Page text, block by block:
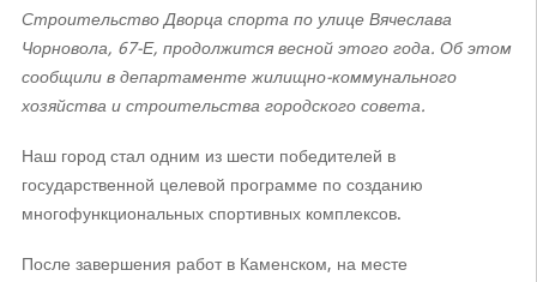
Строительство Дворца спорта по улице Вячеслава
Чорновола, 67-Е, продолжится весной этого года. Об этом
сообщили в департаменте жилищно-коммунального
хозяйства и строительства городского совета.
Наш город стал одним из шести победителей в
государственной целевой программе по созданию
многофункциональных спортивных комплексов.
После завершения работ в Каменском, на месте